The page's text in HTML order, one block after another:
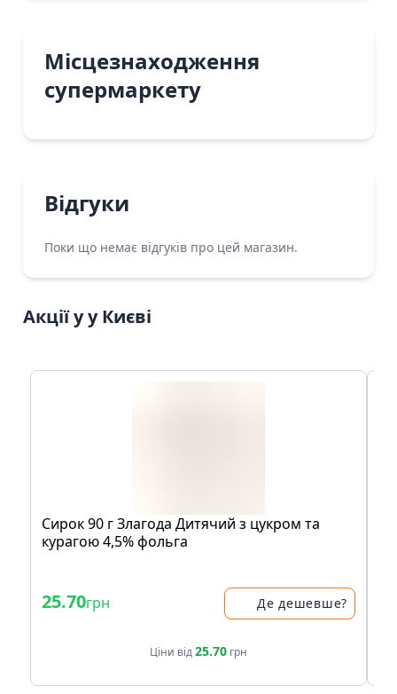
Місцезнаходження
супермаркету
Відгуки
Поки що немає відгуків про цей магазин.
Акції у у Києві
Сирок 90 г Злагода Дитячий з цукром та
курагою 4,5% фольга
25.70грн Де дешевше?
Ціни від25.70 грн